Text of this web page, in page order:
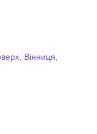
Вінниця,